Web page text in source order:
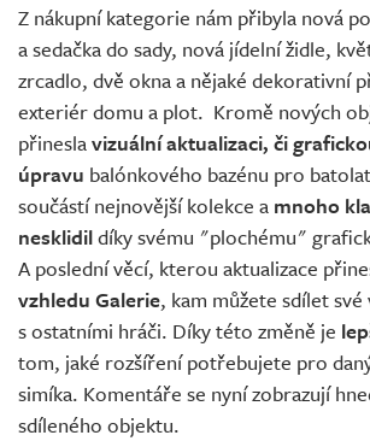
Z nákupní kategorie nám přibyla nová
a sedačka do sady, nová jídelní židle,
zrcadlo, dvě okna a nějaké dekorativní
exteriér domu a plot. Kromě nových
přineslavizuální aktualizaci, či
úpravu balónkového bazénu pro
součástí nejnovější kolekce a mnoho
nesklidildíky svému "plochému"
A poslední věcí, kterou aktualizace
vzhledu Galerie, kam můžete sdílet
s ostatními hráči. Díky této změně je
tom, jaké rozšíření potřebujete pro
simíka. Komentáře se nyní zobrazují
sdíleného objektu.